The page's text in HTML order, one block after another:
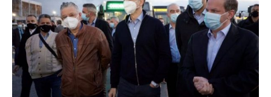
Νόμος είναι το «δίκιο» των -κατά συνθήκη-
εργοδοτών ΝΔ , Σύριζα και ΚΚΕ;